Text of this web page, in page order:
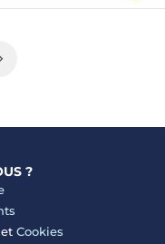
?
et Cookies